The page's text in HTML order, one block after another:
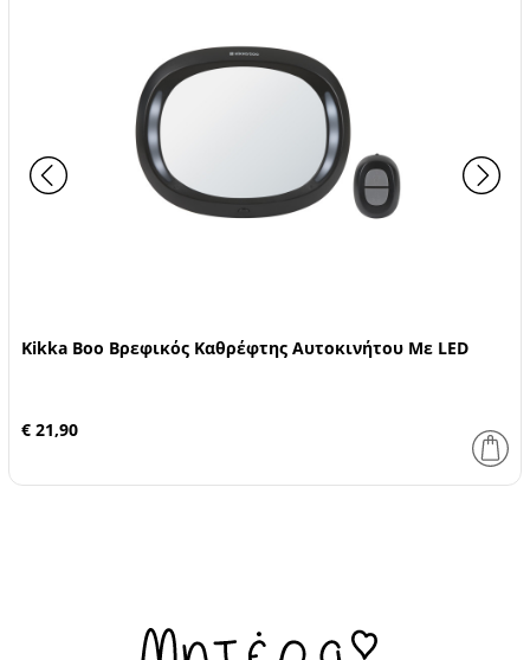
Kikka Boo Βρεφικός Καθρέφτης Αυτοκινήτου Με LED
€ 21,90